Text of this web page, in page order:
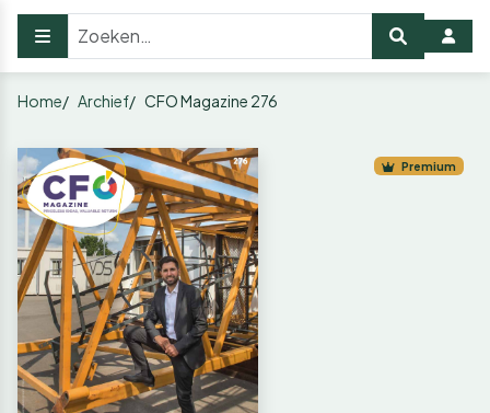
Home Archief CFO Magazine 276
Premium